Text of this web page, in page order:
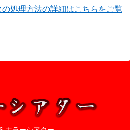
の処理方法の詳細はこちらをご覧